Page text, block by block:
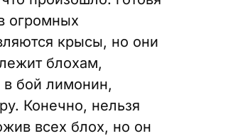
огромных
крысы, но они
блохам,
в бой лимонин,
Конечно, нельзя
всех блох, но он